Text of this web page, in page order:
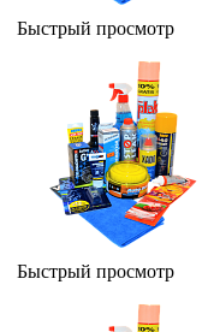
Быстрый просмотр
Быстрый просмотр